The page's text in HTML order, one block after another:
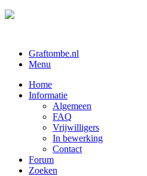
Graftombe.nl
Menu
Home
Informatie
Algemeen
FAQ
Vrijwilligers
In bewerking
Contact
Forum
Zoeken